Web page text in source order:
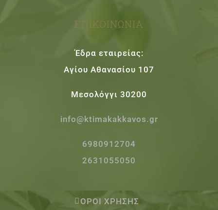
ΕΠΙΚΟΙΝΩΝΊΑ
Έδρα εταιρείας:
Αγίου Αθανασίου 107
Μεσολόγγι 30200
info@ktimakakkavos.gr
6980912704
2631055050
ΟΡΟΙ ΧΡΗΣΗΣ